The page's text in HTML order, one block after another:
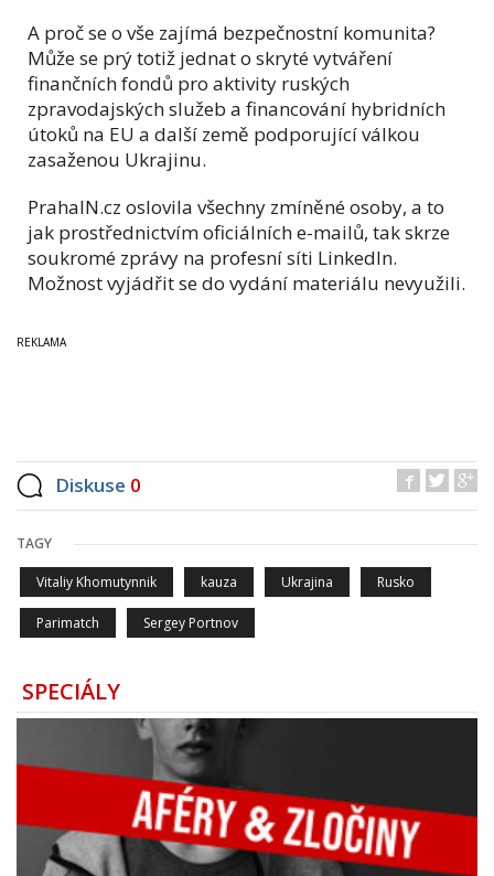
A proč se o vše zajímá bezpečnostní komunita?
Může se prý totiž jednat o skryté vytváření
finančních fondů pro aktivity ruských
zpravodajských služeb a financování hybridních
útoků na EU a další země podporující válkou
zasaženou Ukrajinu.
PrahaIN.cz oslovila všechny zmíněné osoby, a to
jak prostřednictvím oficiálních e-mailů, tak skrze
soukromé zprávy na profesní síti LinkedIn.
Možnost vyjádřit se do vydání materiálu nevyužili.
Diskuse 0
TAGY
Vitaliy Khomutynnik kauza Ukrajina Rusko
Parimatch Sergey Portnov
SPECIÁLY